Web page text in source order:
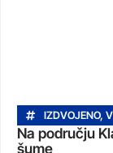
IZDVOJENO,
Na području
šume